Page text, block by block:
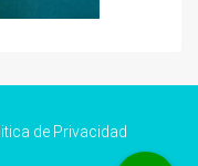
de Privacidad